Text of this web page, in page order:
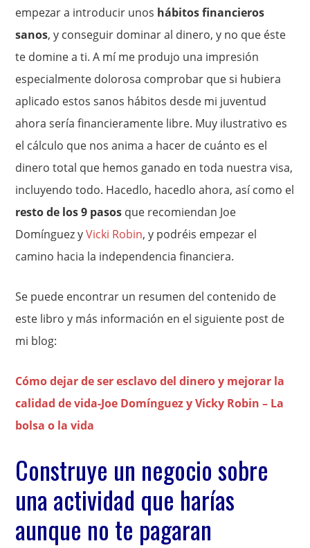
empezar a introducir unos hábitos financieros
sanos, y conseguir dominar al dinero, y no que éste
te domine a ti. A mí me produjo una impresión
especialmente dolorosa comprobar que si hubiera
aplicado estos sanos hábitos desde mi juventud
ahora sería financieramente libre. Muy ilustrativo es
el cálculo que nos anima a hacer de cuánto es el
dinero total que hemos ganado en toda nuestra visa,
incluyendo todo. Hacedlo, hacedlo ahora, así como el
resto de los 9 pasos que recomiendan Joe
Domínguez yVicki Robin, y podréis empezar el
camino hacia la independencia financiera.
Se puede encontrar un resumen del contenido de
este libro y más información en el siguiente post de
mi blog:
Cómo dejar de ser esclavo del dinero y mejorar la
calidad de vida-Joe Domínguez y Vicky Robin – La
bolsa o la vida
Construye un negocio sobre
una actividad que harías
aunque no te pagaran